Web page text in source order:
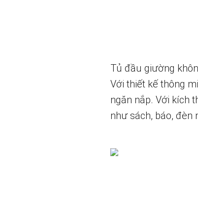
Tủ đầu giường
Với thiết kế thông
ngăn nắp. Với kích
như sách, báo, đèn